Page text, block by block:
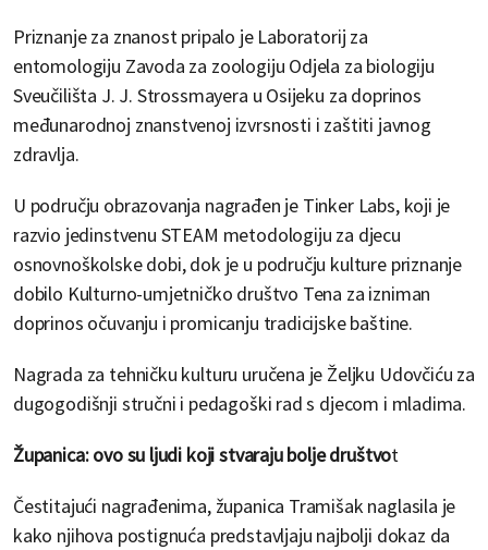
Priznanje za znanost pripalo je Laboratorij za
entomologiju Zavoda za zoologiju Odjela za biologiju
Sveučilišta J. J. Strossmayera u Osijeku za doprinos
međunarodnoj znanstvenoj izvrsnosti i zaštiti javnog
zdravlja.
U području obrazovanja nagrađen je Tinker Labs, koji je
razvio jedinstvenu STEAM metodologiju za djecu
osnovnoškolske dobi, dok je u području kulture priznanje
dobilo Kulturno-umjetničko društvo Tena za izniman
doprinos očuvanju i promicanju tradicijske baštine.
Nagrada za tehničku kulturu uručena je Željku Udovčiću za
dugogodišnji stručni i pedagoški rad s djecom i mladima.
Županica: ovo su ljudi koji stvaraju bolje društvot
Čestitajući nagrađenima, županica Tramišak naglasila je
kako njihova postignuća predstavljaju najbolji dokaz da